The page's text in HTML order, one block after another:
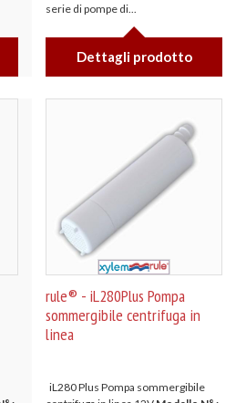
serie di pompe di...
Dettagli prodotto
rule® - iL280Plus Pompa
sommergibile centrifuga in
linea
iL280 Plus Pompa sommergibile